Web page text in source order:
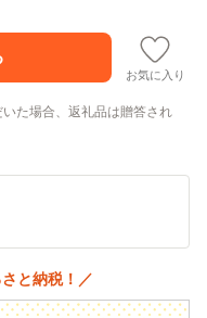
お気に入り
た場合、返礼品は贈答され
と納税！／